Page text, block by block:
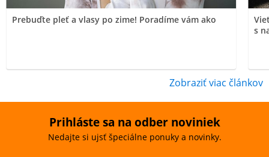
Prebuďte pleť a vlasy po zime! Poradíme vám ako
s
Zobraziť viac článkov
Prihláste sa na odber noviniek
Nedajte si ujsť špeciálne ponuky a novinky.